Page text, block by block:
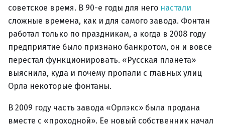
советское время. В 90-е годы для него настали
сложные времена, как и для самого завода. Фонтан
работал только по праздникам, а когда в 2008 году
предприятие было признано банкротом, он и вовсе
перестал функционировать. «Русская планета»
выяснила, куда и почему пропали с главных улиц
Орла некоторые фонтаны.
В 2009 году часть завода «Орлэкс» была продана
вместе с «проходной». Ее новый собственник начал